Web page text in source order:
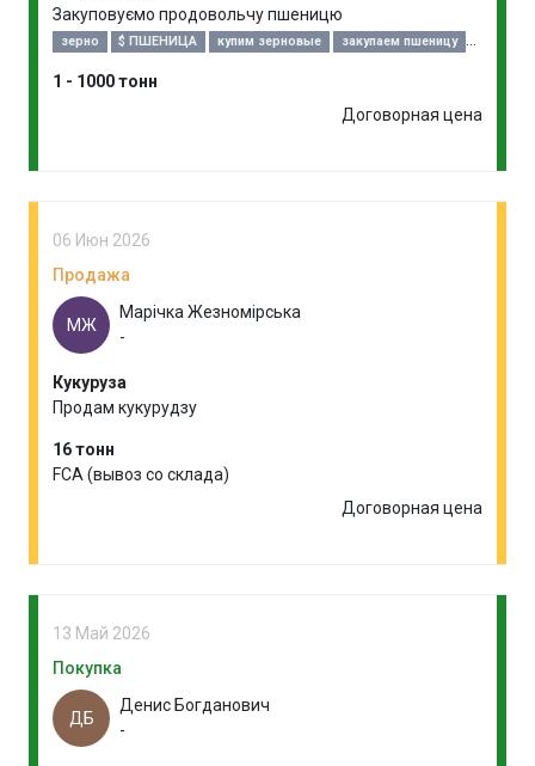
Закуповуємо продовольчу пшеницю
зерно $ ПШЕНИЦА купим зерновые
закупаем пшеницу
1 - 1000 тонн
Договорная цена
06 Июн 2026
Продажа
МЖ
Марічка Жезномірська
-
Кукуруза
Продам кукурудзу
16 тонн
FCA (вывоз со склада)
Договорная цена
13 Май 2026
Покупка
ДБ
Денис Богданович
-